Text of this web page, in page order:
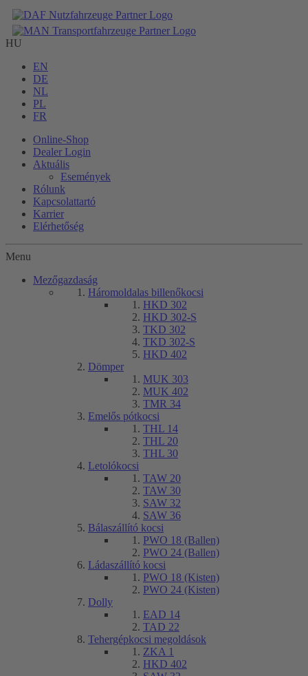
HU
EN
DE
NL
PL
FR
Online-Shop
Dealer Login
Aktuális
Események
Rólunk
Kapcsolattartó
Karrier
Elérhetőség
Menu
Mezőgazdaság
Háromoldalas billenőkocsi
HKD 302
HKD 302-S
TKD 302
TKD 302-S
HKD 402
Dömper
MUK 303
MUK 402
TMR 34
Emelős pótkocsi
THL 14
THL 20
THL 30
Letolókocsi
TAW 20
TAW 30
SAW 32
SAW 36
Bálaszállító kocsi
PWO 18 (Ballen)
PWO 24 (Ballen)
Ládaszállító kocsi
PWO 18 (Kisten)
PWO 24 (Kisten)
Dolly
EAD 14
TAD 22
Tehergépkocsi megoldások
ZKA 1
HKD 402